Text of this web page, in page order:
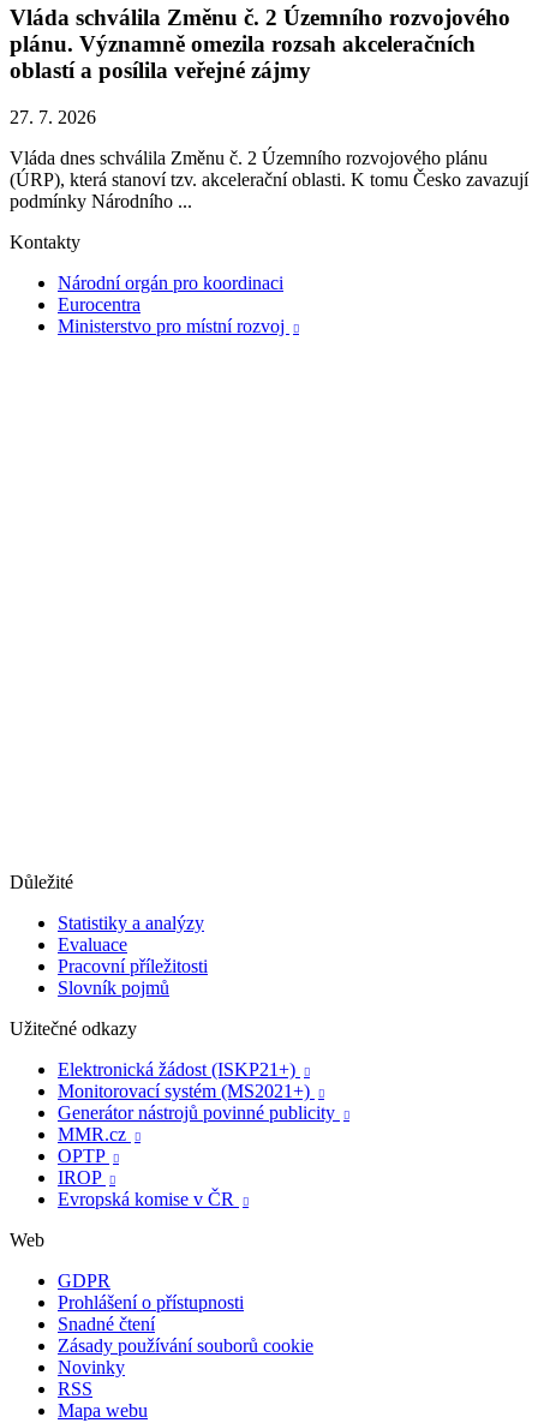
Vláda schválila Změnu č. 2 Územního rozvojového
plánu. Významně omezila rozsah akceleračních
oblastí a posílila veřejné zájmy
27. 7. 2026
Vláda dnes schválila Změnu č. 2 Územního rozvojového plánu
(ÚRP), která stanoví tzv. akcelerační oblasti. K tomu Česko zavazují
podmínky Národního ...
Kontakty
Národní orgán pro koordinaci
Eurocentra
Ministerstvo pro místní rozvoj

Důležité
Statistiky a analýzy
Evaluace
Pracovní příležitosti
Slovník pojmů
Užitečné odkazy
Elektronická žádost (ISKP21+)

Monitorovací systém (MS2021+) 
Generátor nástrojů povinné publicity 
MMR.cz 
OPTP 
IROP 
Evropská komise v ČR 
Web
GDPR
Prohlášení o přístupnosti
Snadné čtení
Zásady používání souborů cookie
Novinky
RSS
Mapa webu